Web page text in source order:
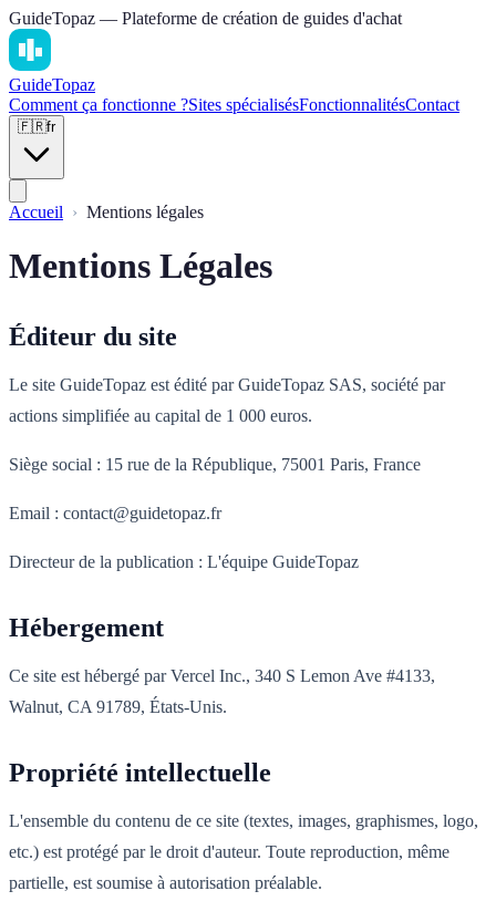
GuideTopaz — Plateforme de création de guides d'achat
GuideTopaz
Comment ça fonctionne ?Sites spécialisésFonctionnalitésContact
🇫🇷fr
Accueil Mentions légales
Mentions Légales
Éditeur du site
Le site GuideTopaz est édité par GuideTopaz SAS, société par
actions simplifiée au capital de 1 000 euros.
Siège social : 15 rue de la République, 75001 Paris, France
Email : contact@guidetopaz.fr
Directeur de la publication : L'équipe GuideTopaz
Hébergement
Ce site est hébergé par Vercel Inc., 340 S Lemon Ave #4133,
Walnut, CA 91789, États-Unis.
Propriété intellectuelle
L'ensemble du contenu de ce site (textes, images, graphismes, logo,
etc.) est protégé par le droit d'auteur. Toute reproduction, même
partielle, est soumise à autorisation préalable.